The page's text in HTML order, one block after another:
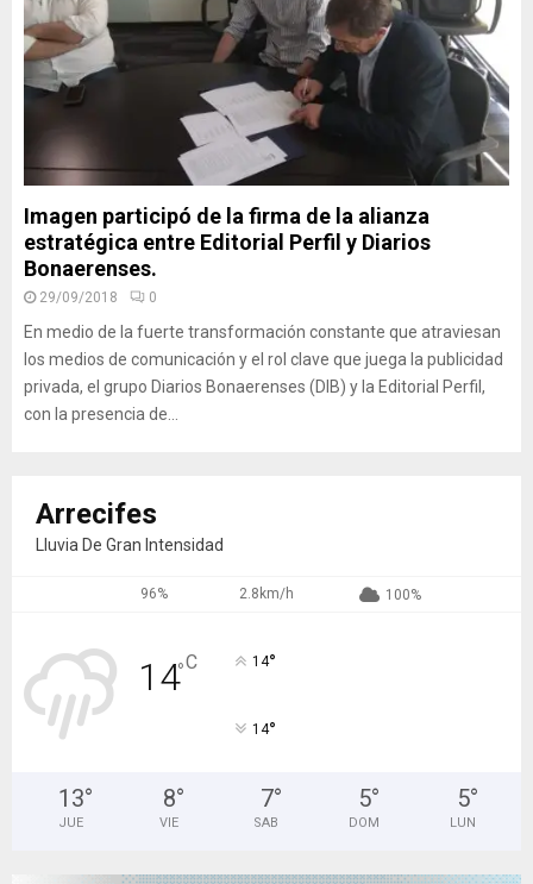
Imagen participó de la firma de la alianza
estratégica entre Editorial Perfil y Diarios
Bonaerenses.
29/09/2018 0
En medio de la fuerte transformación constante que atraviesan
los medios de comunicación y el rol clave que juega la publicidad
privada, el grupo Diarios Bonaerenses (DIB) y la Editorial Perfil,
con la presencia de...
Arrecifes
Lluvia De Gran Intensidad
96% 2.8km/h 100%
14°C 14°
14°
13°
JUE
8°
VIE
7°
SAB
5°
DOM
5°
LUN